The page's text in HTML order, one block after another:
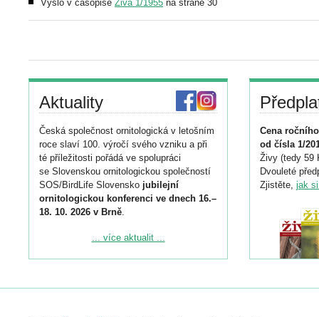
Vyšlo v časopise Živa 1/1955 na straně 30
Aktuality
Česká společnost ornitologická v letošním
roce slaví 100. výročí svého vzniku a při
té příležitosti pořádá ve spolupráci
se Slovenskou ornitologickou společností
SOS/BirdLife Slovensko jubilejní
ornitologickou konferenci ve dnech 16.–
18. 10. 2026 v Brně.
Podrobnější informace ke konferenci
Registrovat se můžete do 6. září.
... více aktualit ...
Cena
od čísla 1/
Živy (tedy 59
Dvouleté
Zjistěte, jak